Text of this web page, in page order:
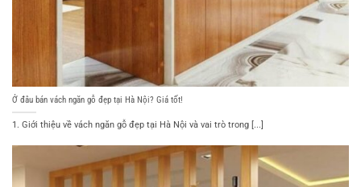
Ở đâu bán vách ngăn gỗ đẹp tại Hà Nội? Giá tốt!
1. Giới thiệu về vách ngăn gỗ đẹp tại Hà Nội và vai trò trong [...]